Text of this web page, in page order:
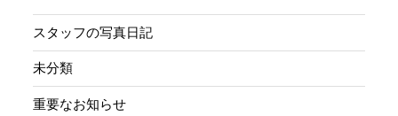
スタッフの写真日記
未分類
重要なお知らせ